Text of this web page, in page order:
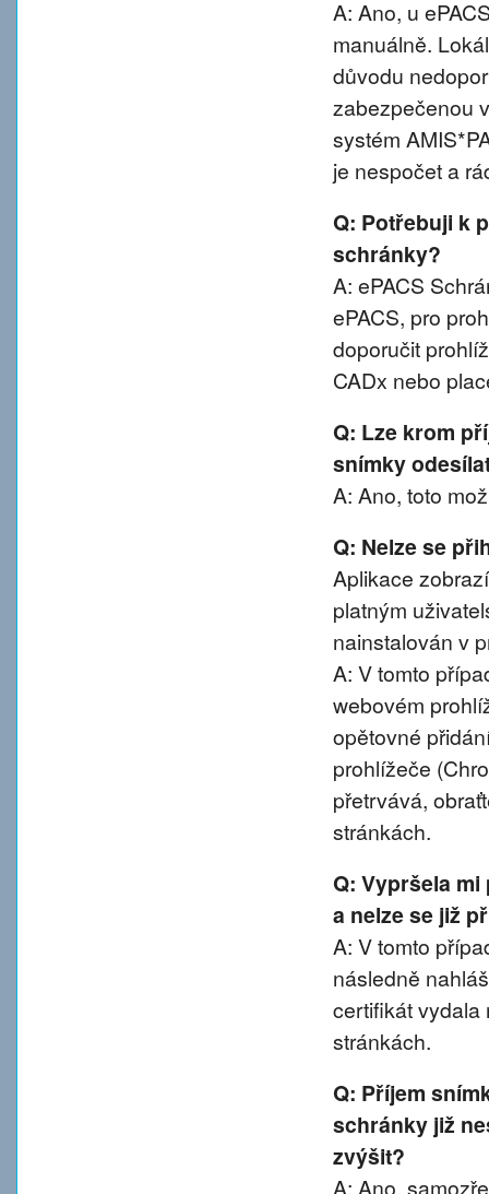
A: Ano, u
manuálně.
důvodu
zabezpečenou
systém
je nespočet a
Q: Potřebuji k
schránky?
A: ePACS
ePACS, pro
doporučit
CADx nebo
Q: Lze krom
snímky
A: Ano, toto
Q: Nelze se
Aplikace
platným
nainstalován v
A: V tomto
webovém
opětovné
prohlížeče
přetrvává,
stránkách.
Q: Vypršela
a nelze se již
A: V tomto
následně
certifikát vydala
stránkách.
Q: Příjem
schránky již
zvýšit?
A: Ano,